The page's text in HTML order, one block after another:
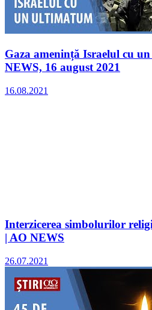
Gaza amenință Israelul cu
NEWS, 16 august 2021
16.08.2021
Interzicerea simbolurilor
| AO NEWS
26.07.2021